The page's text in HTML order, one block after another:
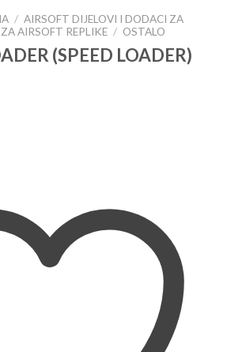
/ AIRSOFT DIJELOVI I DODACI ZA
AIRSOFT REPLIKE / OSTALO
(SPEED LOADER)